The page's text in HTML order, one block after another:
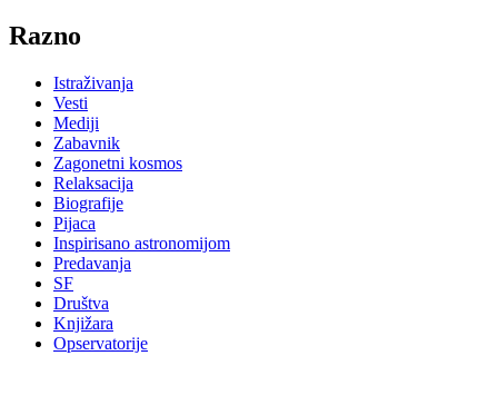
Razno
Istraživanja
Vesti
Mediji
Zabavnik
Zagonetni kosmos
Relaksacija
Biografije
Pijaca
Inspirisano astronomijom
Predavanja
SF
Društva
Knjižara
Opservatorije